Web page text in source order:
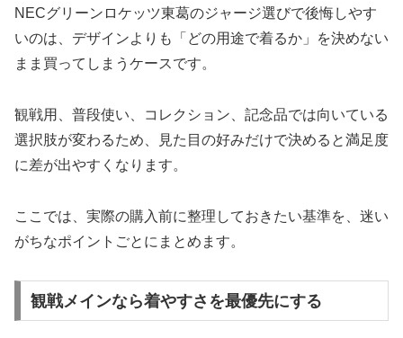
NECグリーンロケッツ東葛のジャージ選びで後悔しやす
いのは、デザインよりも「どの用途で着るか」を決めない
まま買ってしまうケースです。
観戦用、普段使い、コレクション、記念品では向いている
選択肢が変わるため、見た目の好みだけで決めると満足度
に差が出やすくなります。
ここでは、実際の購入前に整理しておきたい基準を、迷い
がちなポイントごとにまとめます。
観戦メインなら着やすさを最優先にする